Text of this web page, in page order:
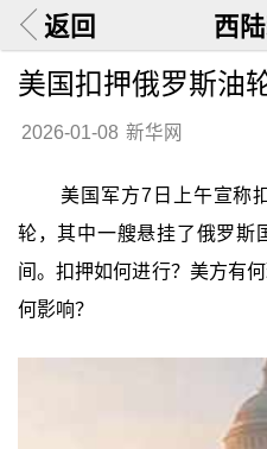
返回 西
美国扣押俄罗斯油
2026-01-08 新华网
美国军方7日上午宣称
轮，其中一艘悬挂了俄罗斯
间。扣押如何进行？美方有
何影响？